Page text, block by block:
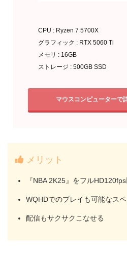
CPU : Ryzen 7 5700X
グラフィック : RTX 5060 Ti
メモリ : 16GB
ストレージ : 500GB SSD
マウスコンピューターで
メリット
『NBA 2K25』をフル
WQHDでのプレイも可能なス
配信もサクサクこなせる